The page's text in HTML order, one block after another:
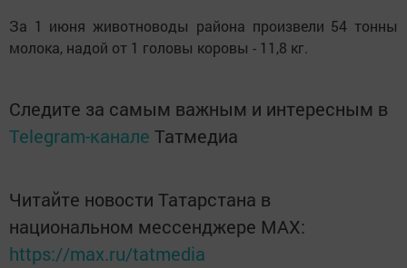
За 1 июня животноводы района произвели 54 тонны
молока, надой от 1 головы коровы - 11,8 кг.
Следите за самым важным и интересным в
Telegram-канале Татмедиа
Читайте новости Татарстана в
национальном мессенджере MАХ:
https://max.ru/tatmedia